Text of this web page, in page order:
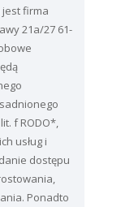
firma
21a/27 61-
f RODO*,
usług i
dostępu
Ponadto